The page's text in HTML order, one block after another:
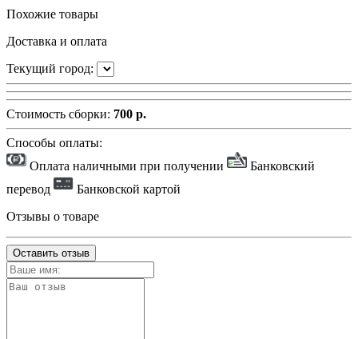
Похожие товары
Доставка и оплата
Текущий город:
Стоимость сборки: 700 р.
Способы оплаты:
Оплата наличными при получении
Банковский
перевод
Банковской картой
Отзывы о товаре
Оставить отзыв